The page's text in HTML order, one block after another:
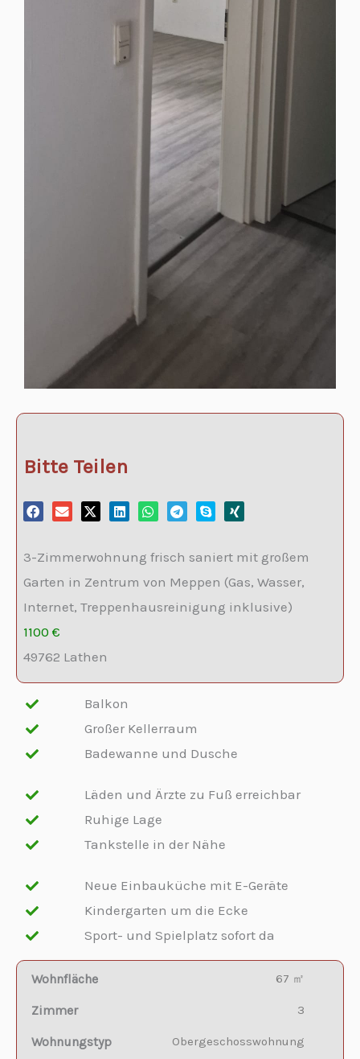
Bitte Teilen
3-Zimmerwohnung frisch saniert mit großem
Garten in Zentrum von Meppen (Gas, Wasser,
Internet, Treppenhausreinigung inklusive)
1100 €
49762 Lathen
Balkon
Großer Kellerraum
Badewanne und Dusche
Läden und Ärzte zu Fuß erreichbar
Ruhige Lage
Tankstelle in der Nähe
Neue Einbauküche mit E-Geräte
Kindergarten um die Ecke
Sport- und Spielplatz sofort da
Wohnfläche 67 ㎡
Zimmer 3
Wohnungstyp Obergeschosswohnung